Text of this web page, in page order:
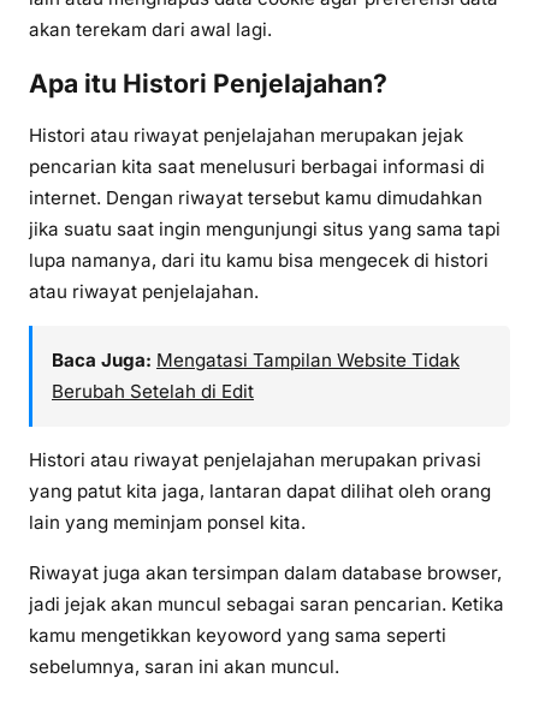
akan terekam dari awal lagi.
Apa itu Histori Penjelajahan?
Histori atau riwayat penjelajahan merupakan jejak
pencarian kita saat menelusuri berbagai informasi di
internet. Dengan riwayat tersebut kamu dimudahkan
jika suatu saat ingin mengunjungi situs yang sama tapi
lupa namanya, dari itu kamu bisa mengecek di histori
atau riwayat penjelajahan.
Baca Juga: Mengatasi Tampilan Website Tidak
Berubah Setelah di Edit
Histori atau riwayat penjelajahan merupakan privasi
yang patut kita jaga, lantaran dapat dilihat oleh orang
lain yang meminjam ponsel kita.
Riwayat juga akan tersimpan dalam database browser,
jadi jejak akan muncul sebagai saran pencarian. Ketika
kamu mengetikkan keyoword yang sama seperti
sebelumnya, saran ini akan muncul.